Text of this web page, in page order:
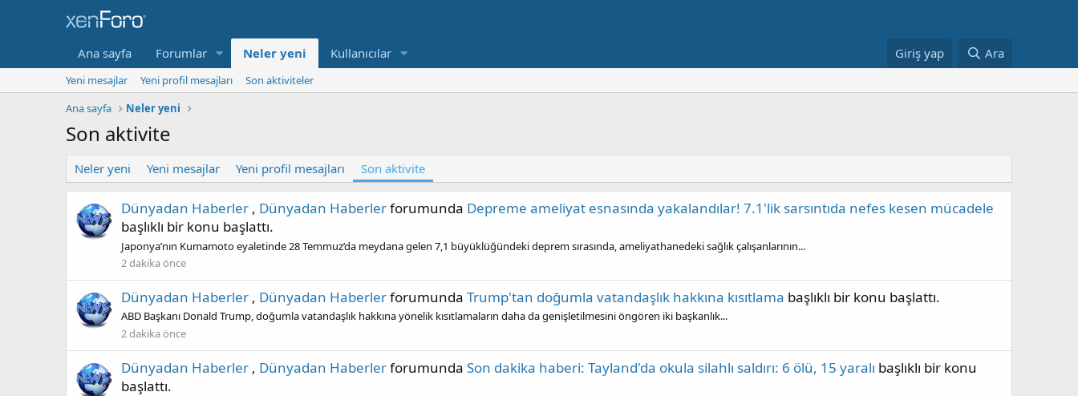
Ana sayfa Forumlar Neler yeni Kullanıcılar Giriş yap Ara
Yeni mesajlar Yeni profil mesajları
Son aktiviteler
Ana sayfa
Neler yeni
Son aktivite
Neler yeni Yeni mesajlar Yeni profil mesajları Son aktivite
Dünyadan Haberler , Dünyadan Haberlerforumunda Depreme ameliyat esnasında yakalandılar! 7.1'lik sarsıntıda nefes kesen mücadele
başlıklı bir konu başlattı.
Japonya’nın Kumamoto eyaletinde 28 Temmuz’da meydana gelen 7,1 büyüklüğündeki deprem sırasında, ameliyathanedeki sağlık çalışanlarının...
2 dakika önce
Dünyadan Haberler , Dünyadan Haberlerforumunda Trump'tan doğumla vatandaşlık hakkına kısıtlama başlıklı bir konu başlattı.
ABD Başkanı Donald Trump, doğumla vatandaşlık hakkına yönelik kısıtlamaların daha da genişletilmesini öngören iki başkanlık...
2 dakika önce
Dünyadan Haberler , Dünyadan Haberlerforumunda Son dakika haberi: Tayland'da okula silahlı saldırı: 6 ölü, 15 yaralı başlıklı bir konu
başlattı.